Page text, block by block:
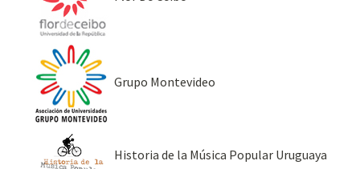
Grupo Montevideo
Historia de la Música Popular Uruguaya